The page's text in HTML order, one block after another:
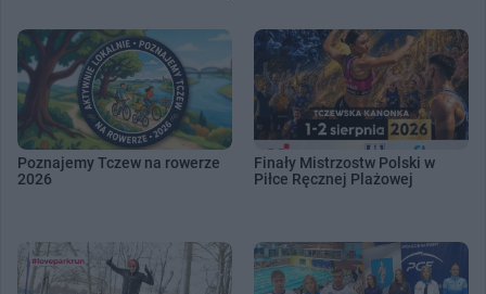
Poznajemy Tczew na rowerze
2026
Finały Mistrzostw Polski w
Piłce Ręcznej Plażowej